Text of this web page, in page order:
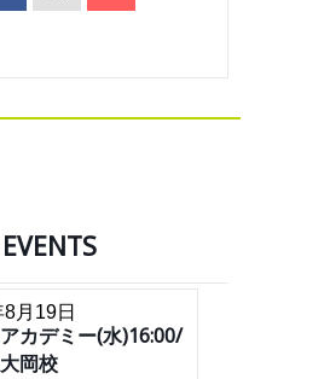
月19日
カデミー(水)16:00/
岡校